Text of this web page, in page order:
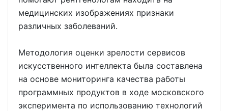
медицинских изображениях признаки
различных заболеваний.
Методология оценки зрелости сервисов
искусственного интеллекта была составлена
на основе мониторинга качества работы
программных продуктов в ходе московского
эксперимента по использованию технологий